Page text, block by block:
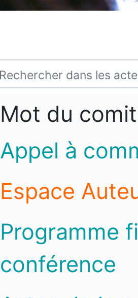
Mot du
Appel à
Espace
Programme
conférence